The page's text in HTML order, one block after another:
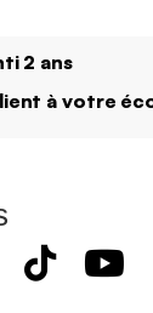
2 ans
à votre